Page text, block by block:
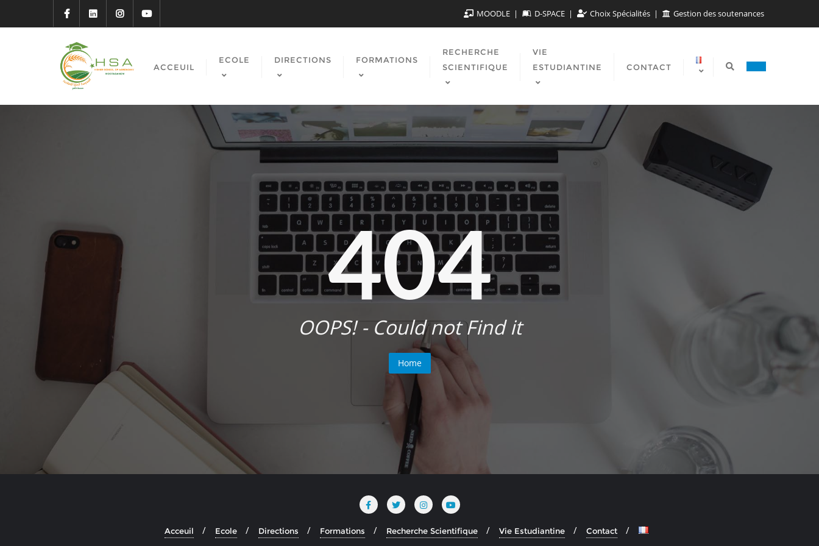
MOODLE D-SPACE Choix Spécialités Gestion des soutenances
ACCEUIL
ECOLE DIRECTIONS FORMATIONS
RECHERCHE
SCIENTIFIQUE
VIE
ESTUDIANTINE
CONTACT
404
OOPS! - Could not Find it
Home
Acceuil Ecole Directions Formations Recherche Scientifique Vie Estudiantine Contact